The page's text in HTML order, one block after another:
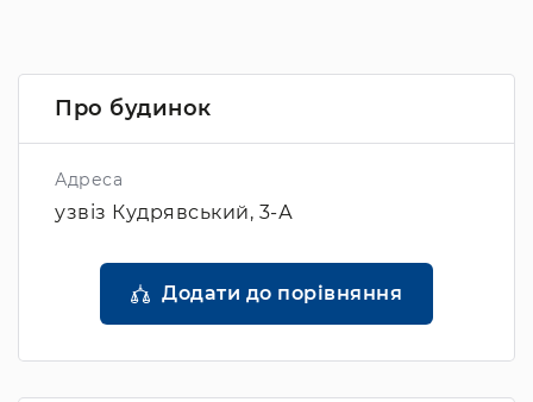
Про будинок
Адреса
узвіз Кудрявський, 3-А
Додати до порівняння